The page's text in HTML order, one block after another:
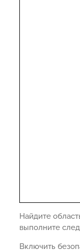
Найдите
выполните
Включить